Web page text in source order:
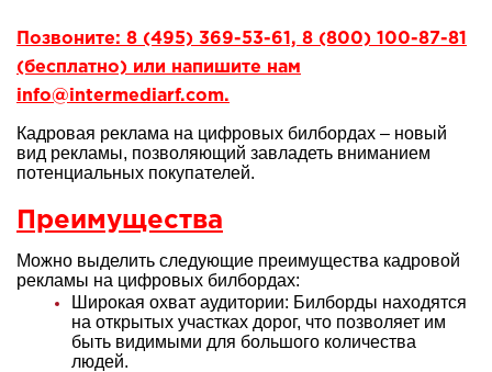
Позвоните: 8 (495) 369-53-61, 8 (800) 100-87-81
(бесплатно) или напишите нам
info@intermediarf.com.
Кадровая реклама на цифровых билбордах – новый
вид рекламы, позволяющий завладеть вниманием
потенциальных покупателей.
Преимущества
Можно выделить следующие преимущества кадровой
рекламы на цифровых билбордах:
Широкая охват аудитории: Билборды находятся
на открытых участках дорог, что позволяет им
быть видимыми для большого количества
людей.